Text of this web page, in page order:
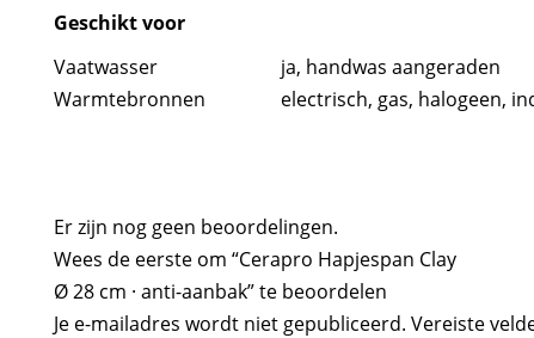
Geschikt voor
Vaatwasser
ja, handwas aangeraden
Warmtebronnen
electrisch, gas, halogeen,
Er zijn nog geen beoordelingen.
Wees de eerste om “Cerapro Hapjespan Clay
Ø 28 cm · anti-aanbak” te beoordelen
Je e-mailadres wordt niet gepubliceerd. Vereiste